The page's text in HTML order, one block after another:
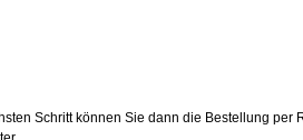
Schritt können Sie dann die Bestellung